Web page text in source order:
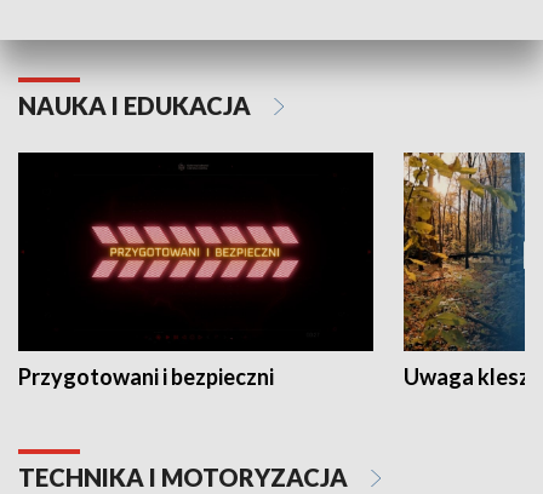
NAUKA I EDUKACJA
Przygotowani i bezpieczni Uwaga
TECHNIKA I MOTORYZACJA